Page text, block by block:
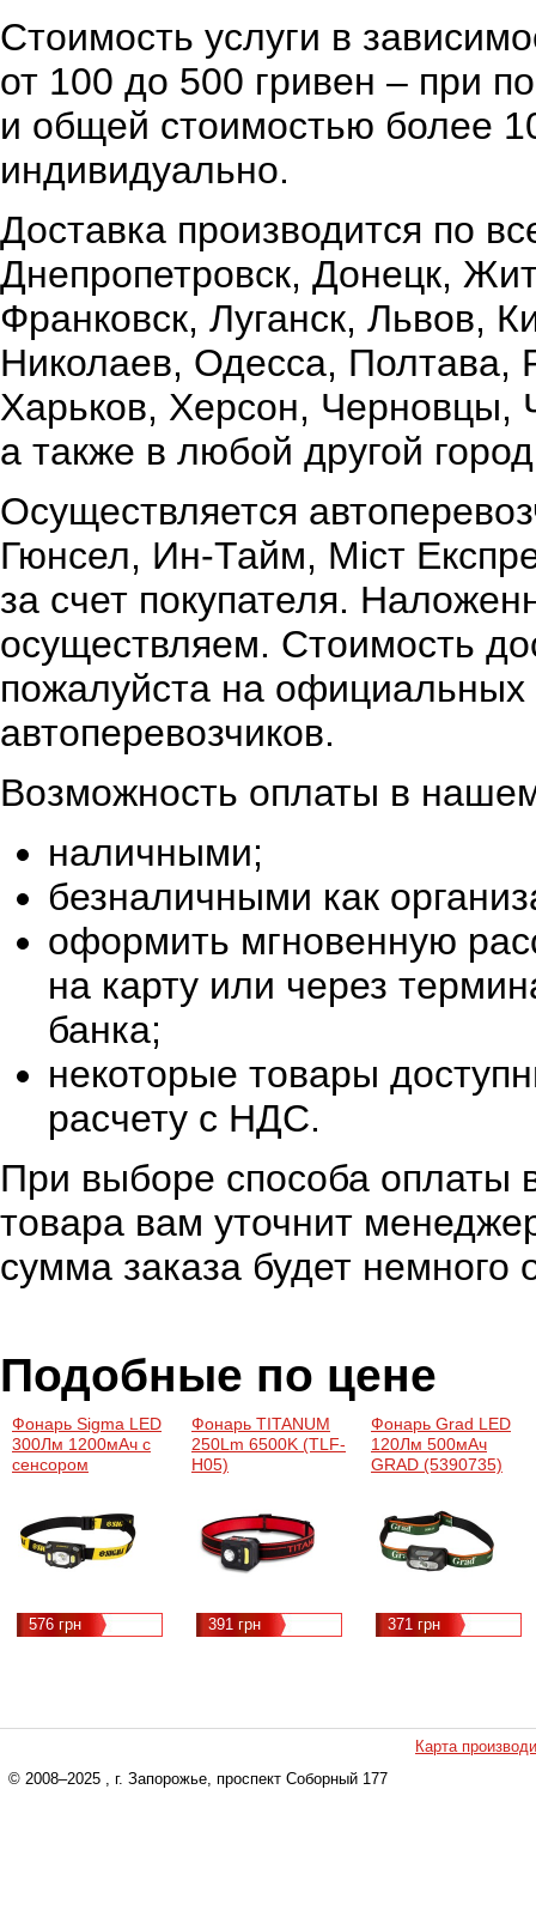
Стоимость услуги в
от 100 до 500 гривен – при
и общей стоимостью более
индивидуально.
Доставка производится по
Днепропетровск, Донецк,
Франковск, Луганск, Львов,
Николаев, Одесса,
Харьков, Херсон, Черновцы,
а также в любой другой
Осуществляется
Гюнсел, Ин-Тайм, Міст
за счет покупателя.
осуществляем. Стоимость
пожалуйста на официальных
автоперевозчиков.
Возможность оплаты в
наличными;
безналичными как
оформить мгновенную
на карту или через
банка;
некоторые товары
расчету с НДС.
При выборе способа оплаты
товара вам уточнит
сумма заказа будет немного
Подобные по цене
Фонарь Sigma LED
300Лм 1200мАч с
сенсором
576 грн
Фонарь TITANUM
250Lm 6500K (TLF-
H05)
391 грн
Фонарь Grad LED
120Лм 500мАч
GRAD (5390735)
371 грн
Карта
© 2008–2025 , г. Запорожье, проспект Соборный 177